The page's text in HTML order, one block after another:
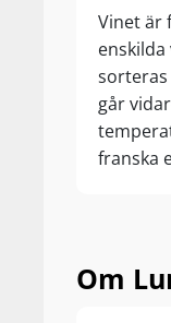
Vinet är
går
franska
Om